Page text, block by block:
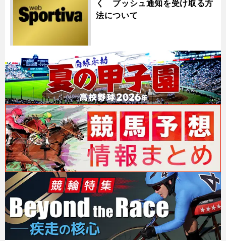
く プッシュ通知を受け取る方
法について